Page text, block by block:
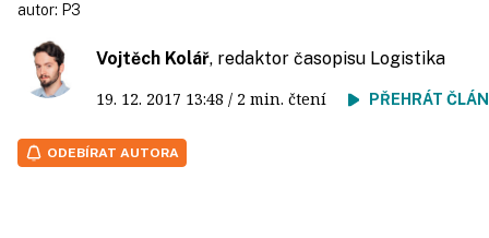
autor: P3
Vojtěch Kolář, redaktor časopisu Logistika
19. 12. 2017 13:48 / 2 min. čtení PŘEHRÁT
ODEBÍRAT AUTORA